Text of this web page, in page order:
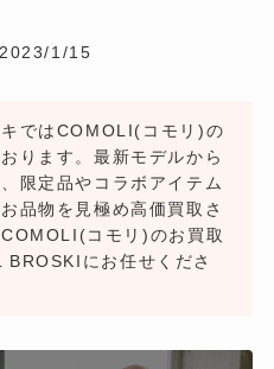
1/15
ではCOMOLI(コモリ)の
ります。最新モデルから
限定品やコラボアイテム
品物を見極め高価買取さ
コモリ)のお買取
にお任せくださ